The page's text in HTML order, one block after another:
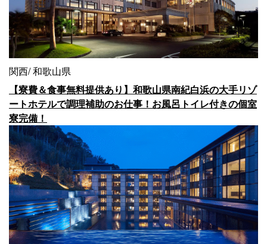
関西 和歌山県
【寮費＆食事無料提供あり】和歌山県南紀白浜の大手リゾ
ートホテルで調理補助のお仕事！お風呂トイレ付きの個室
寮完備！